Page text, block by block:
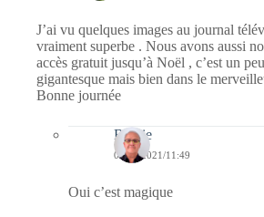
J’ai vu quelques images au journal
vraiment superbe . Nous avons aussi
accès gratuit jusqu’à Noël , c’est un
gigantesque mais bien dans le
Bonne journée
Bernie
04/12/2021/11:49
Oui c’est magique